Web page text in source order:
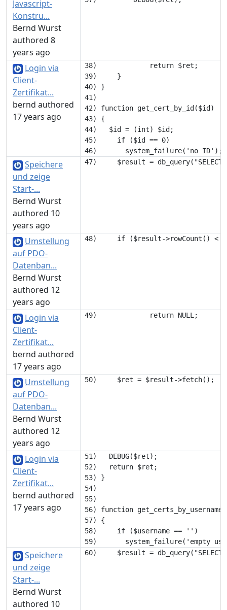
Javascript-
Konstru...
Bernd Wurst
authored 8
years ago
Login via
Client-
Zertifikat...
bernd authored
17 years ago
38) 		return $ret;
39) 	}
40) }
41)
42) function get_cert_by_id($id)
43) {
44)   $id = (int) $id;
45) 	if ($id == 0)
Speichere
und zeige
Start-...
Bernd Wurst
authored 10
years ago
Umstellung
auf PDO-
Datenban...
Bernd Wurst
authored 12
years ago
Login via
Client-
Zertifikat...
bernd authored
17 years ago
Umstellung
auf PDO-
Datenban...
Bernd Wurst
authored 12
years ago
Login via
Client-
Zertifikat...
bernd authored
17 years ago
51)   DEBUG($ret);
52)   return $ret;
53) }
54)
55)
56) function
57) {
58) 	if ($username == '')
Speichere
und zeige
Start-...
Bernd Wurst
authored 10